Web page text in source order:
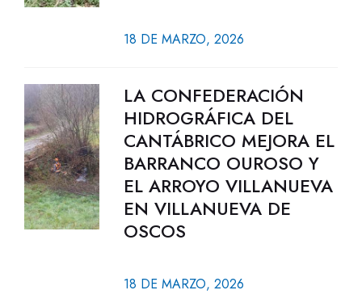
18 DE MARZO, 2026
LA CONFEDERACIÓN
HIDROGRÁFICA DEL
CANTÁBRICO MEJORA EL
BARRANCO OUROSO Y
EL ARROYO VILLANUEVA
EN VILLANUEVA DE
OSCOS
18 DE MARZO, 2026